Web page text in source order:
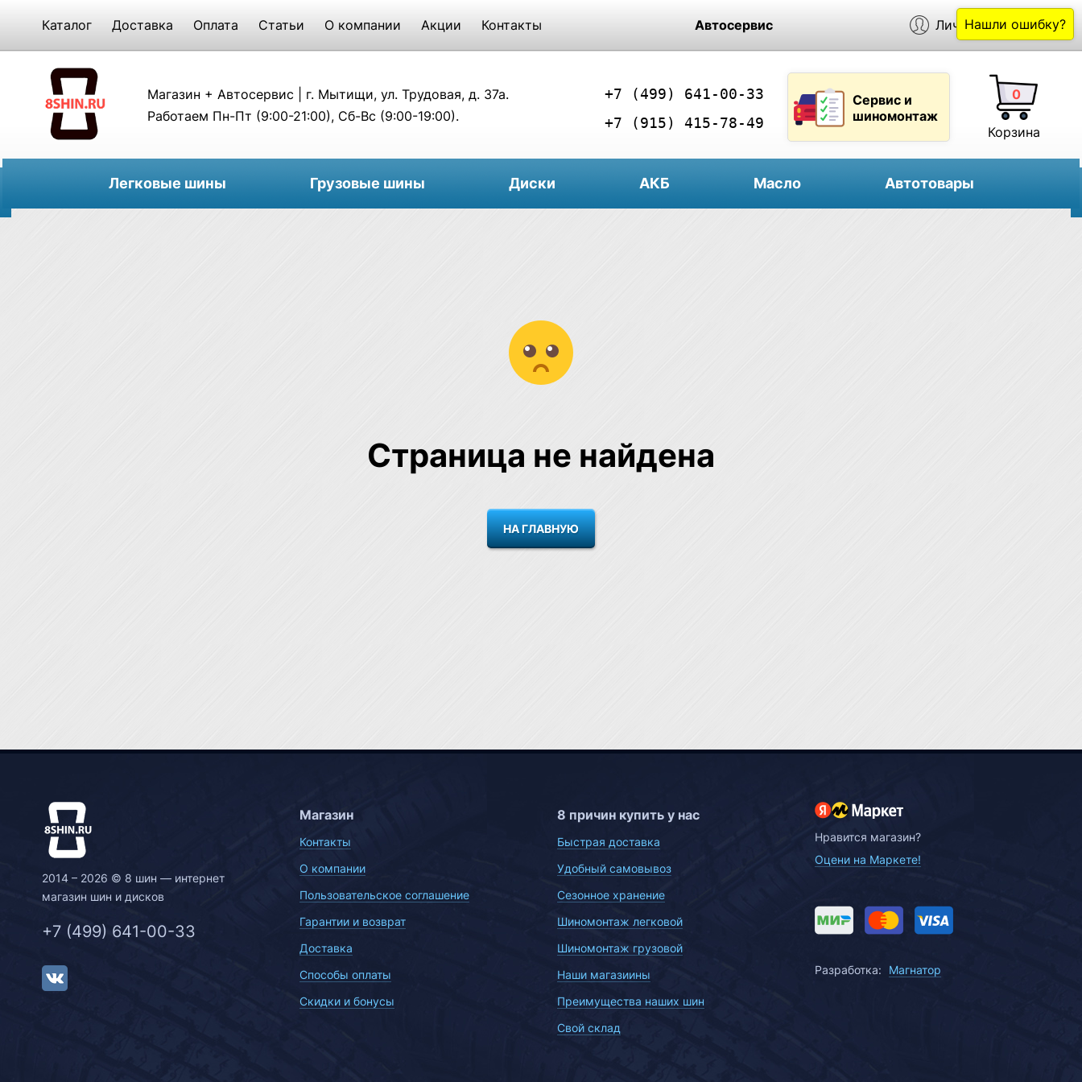
Каталог Доставка Оплата Статьи О компании Акции Контакты Автосервис Личный кабинет
Магазин + Автосервис | г. Мытищи, ул. Трудовая, д. 37а.
Работаем Пн-Пт (9:00-21:00), Сб-Вс (9:00-19:00).
+7 (499) 641-00-33
+7 (915) 415-78-49
Сервис и
шиномонтаж
0
Корзина
Легковые шины Грузовые шины Диски АКБ Масло Автотовары
Страница не найдена
НА ГЛАВНУЮ
2014 – 2026 © 8 шин — интернет
магазин шин и дисков
+7 (499) 641-00-33
Магазин
Контакты
О компании
Пользовательское соглашение
Гарантии и возврат
Доставка
Способы оплаты
Скидки и бонусы
8 причин купить у нас
Быстрая доставка
Удобный самовывоз
Сезонное хранение
Шиномонтаж легковой
Шиномонтаж грузовой
Наши магазиины
Преимущества наших шин
Свой склад
Нравится магазин?
Оцени на Маркете!
Разработка: Магнатор
Нашли ошибку?